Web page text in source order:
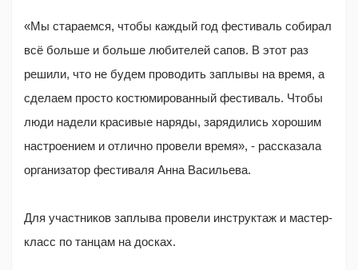
«Мы стараемся, чтобы каждый год фестиваль собирал
всё больше и больше любителей сапов. В этот раз
решили, что не будем проводить заплывы на время, а
сделаем просто костюмированный фестиваль. Чтобы
люди надели красивые наряды, зарядились хорошим
настроением и отлично провели время», - рассказала
организатор фестиваля Анна Васильева.
Для участников заплыва провели инструктаж и мастер-
класс по танцам на досках.